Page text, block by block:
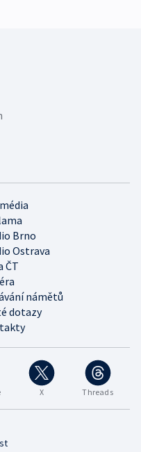
X Threads
Brno
Ostrava
ČT
námětů
dotazy